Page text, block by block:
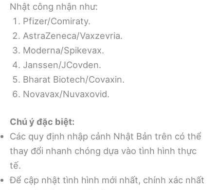
Nhật công nhận như:
Pfizer/Comiraty.
AstraZeneca/Vaxzevria.
Moderna/Spikevax.
Janssen/JCovden.
Bharat Biotech/Covaxin.
Novavax/Nuvaxovid.
Chú ý đặc biệt:
Các quy định nhập cảnh Nhật Bản trên có thể
thay đổi nhanh chóng dựa vào tình hình thực
tế.
Để cập nhật tình hình mới nhất, chính xác nhất